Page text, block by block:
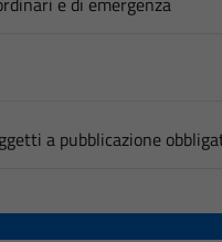
a pubblicazione